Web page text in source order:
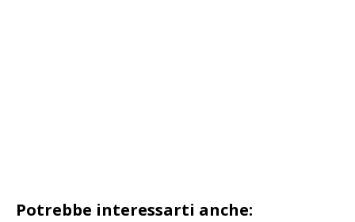
Potrebbe interessarti anche: